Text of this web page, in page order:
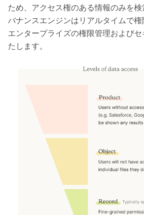
ため、アクセス権のある情報のみを
バナンスエンジンはリアルタイムで
エンタープライズの権限管理および
たします。